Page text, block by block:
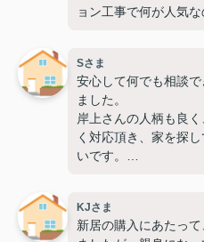
ョン工事で何が人気
Sさま
安心して何でも相談
ました。
岸上さんの人柄も良
く対応頂き、家を探
いです。
またどこかでお会いし
ね。
KJさま
新居の購入にあたっ